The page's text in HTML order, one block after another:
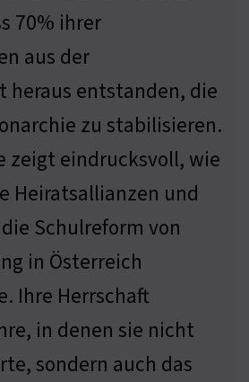
70% ihrer
aus der
heraus entstanden, die
zu stabilisieren.
zeigt eindrucksvoll, wie
Heiratsallianzen und
Schulreform von
in Österreich
Ihre Herrschaft
in denen sie nicht
sondern auch das